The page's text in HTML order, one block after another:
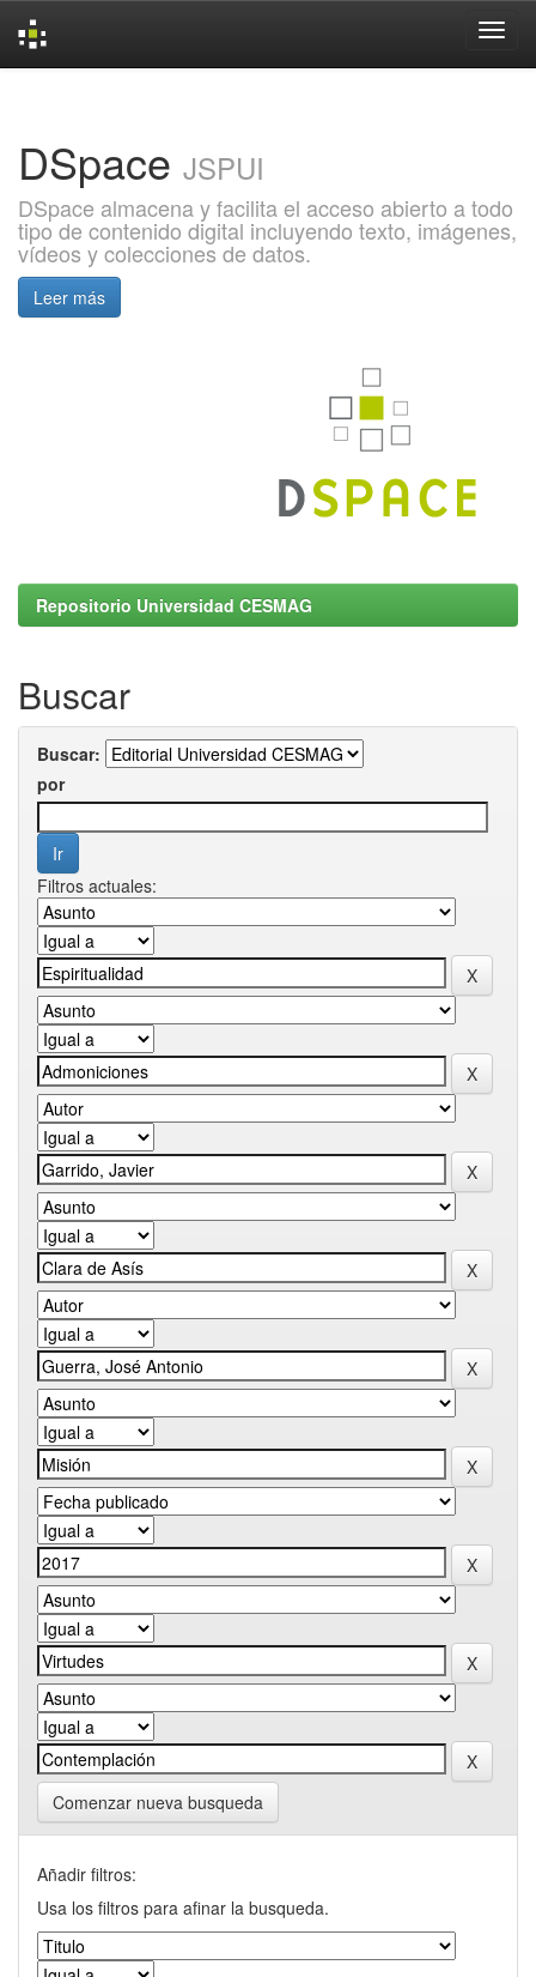
DSpace JSPUI
DSpace almacena y facilita el acceso abierto a todo
tipo de contenido digital incluyendo texto, imágenes,
vídeos y colecciones de datos.
Leer más
Repositorio Universidad CESMAG
Buscar
Buscar:
por
Filtros actuales:
Comenzar nueva busqueda
Añadir filtros:
Usa los filtros para afinar la busqueda.